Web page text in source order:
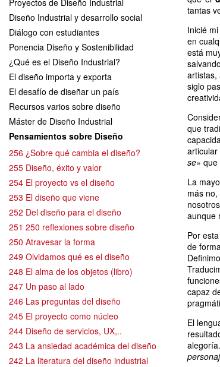
Diseño Industrial y desarrollo social
Diálogo con estudiantes
Ponencia Diseño y Sostenibilidad
¿Qué es el Diseño Industrial?
El diseño importa y exporta
El desafío de diseñar un país
Recursos varios sobre diseño
Máster de Diseño Industrial
Pensamientos sobre Diseño
256 ¿Sobre qué cambia el diseño?
255 Diseño, éxito y valor
254 El proyecto vs el diseño
253 El diseño que viene
252 Del diseño para el diseño
251 250 reflexiones sobre diseño
250 Atravesar la forma
249 Olvidamos qué es el diseño
248 El alma de los objetos (libro)
247 Un paso al lado
246 Las preguntas del diseño
245 El proyecto como núcleo
244 Diseño de servicios, UX,..
243 La ansiedad académica del diseño
242 La literatura del diseño industrial
tantas
Inicié
en
está
artistas,
siglo
que
se» que
La
más
aunque
Por
de
capaz
El
alegoría.